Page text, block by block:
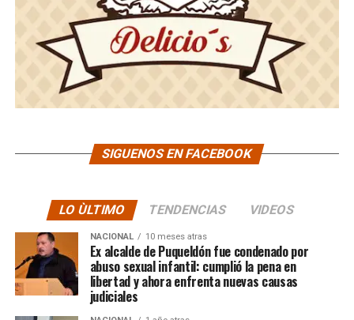
SIGUENOS EN FACEBOOK
LO ÙLTIMO TENDENCIAS VIDEOS
NACIONAL 10 meses atras
Ex alcalde de Puqueldón fue condenado por
abuso sexual infantil: cumplió la pena en
libertad y ahora enfrenta nuevas causas
judiciales